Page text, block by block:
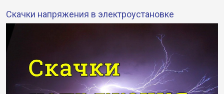
Скачки напряжения в электроустановке